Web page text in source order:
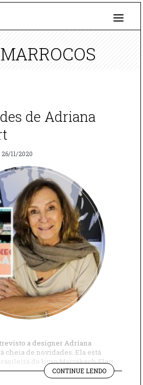
de Adriana
26/11/2020
a designer Adriana
cheia de novidades. Ela está
do livro Marrakech Flair,
Com curadoria da atriz Marisa
especial está recheado de
CONTINUE LENDO"AS
NOVIDADES